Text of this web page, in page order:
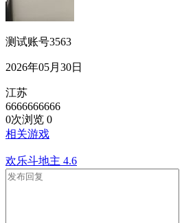
测试账号3563
2026年05月30日
江苏
6666666666
0次浏览 0
相关游戏
欢乐斗地主 4.6